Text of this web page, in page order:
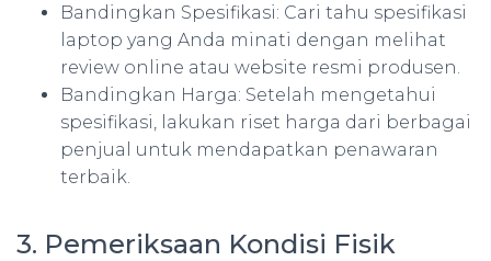
Bandingkan Spesifikasi: Cari tahu spesifikasi
laptop yang Anda minati dengan melihat
review online atau website resmi produsen.
Bandingkan Harga: Setelah mengetahui
spesifikasi, lakukan riset harga dari berbagai
penjual untuk mendapatkan penawaran
terbaik.
3. Pemeriksaan Kondisi Fisik